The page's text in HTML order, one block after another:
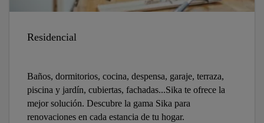
Residencial
Baños, dormitorios, cocina, despensa, garaje, terraza,
piscina y jardín, cubiertas, fachadas...Sika te ofrece la
mejor solución. Descubre la gama Sika para
renovaciones en cada estancia de tu hogar.